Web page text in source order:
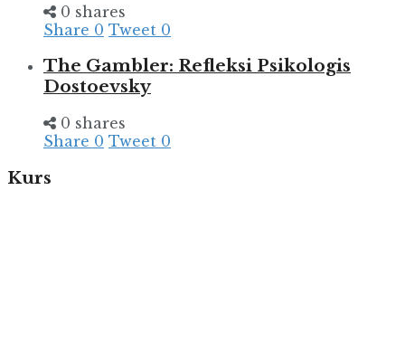
0 shares
Share 0 Tweet 0
The Gambler: Refleksi Psikologis
Dostoevsky
0 shares
Share 0 Tweet 0
Kurs